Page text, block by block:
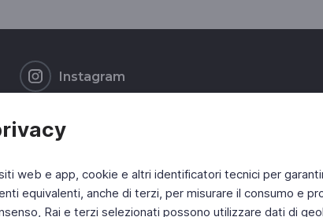
web e app, cookie e altri identificatori tecnici per
equivalenti, anche di terzi, per misurare il consumo e
Rai e terzi selezionati possono utilizzare dati di
Instagram